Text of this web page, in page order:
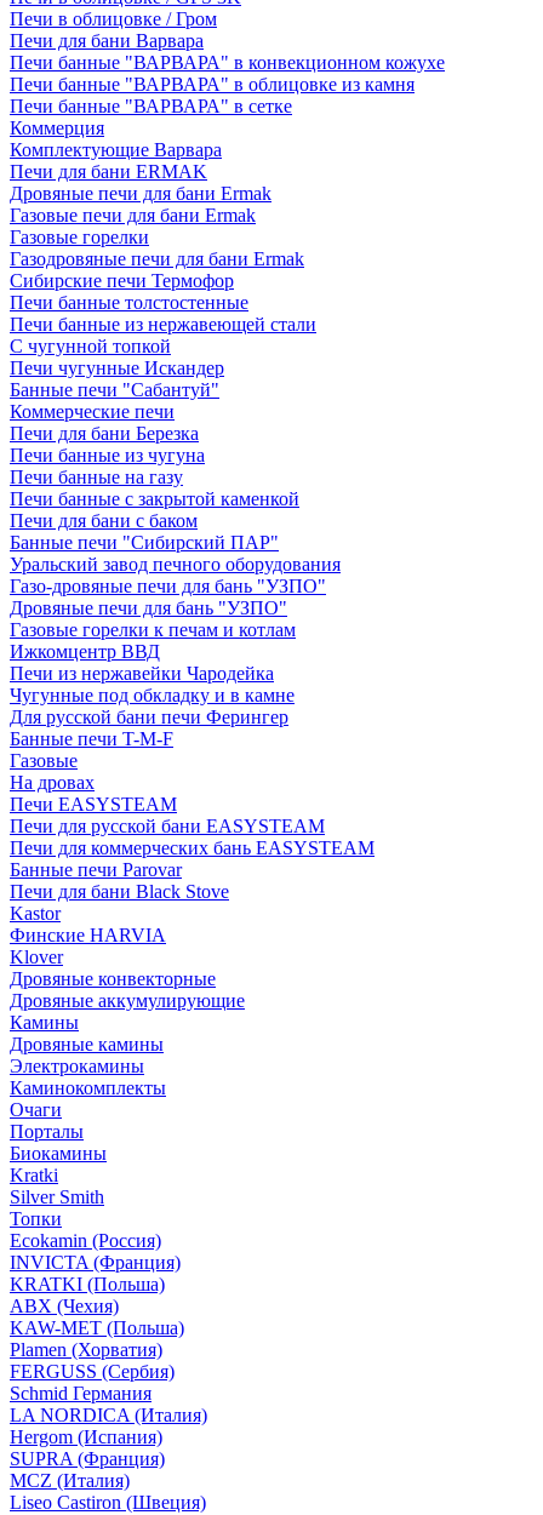
Печи в облицовке / Гром
Печи для бани Варвара
Печи банные "ВАРВАРА" в конвекционном кожухе
Печи банные "ВАРВАРА" в облицовке из камня
Печи банные "ВАРВАРА" в сетке
Коммерция
Комплектующие Варвара
Печи для бани ERMAK
Дровяные печи для бани Ermak
Газовые печи для бани Ermak
Газовые горелки
Газодровяные печи для бани Ermak
Сибирские печи Термофор
Печи банные толстостенные
Печи банные из нержавеющей стали
С чугунной топкой
Печи чугунные Искандер
Банные печи "Сабантуй"
Коммерческие печи
Печи для бани Березка
Печи банные из чугуна
Печи банные на газу
Печи банные с закрытой каменкой
Печи для бани с баком
Банные печи "Сибирский ПАР"
Уральский завод печного оборудования
Газо-дровяные печи для бань "УЗПО"
Дровяные печи для бань "УЗПО"
Газовые горелки к печам и котлам
Ижкомцентр ВВД
Печи из нержавейки Чародейка
Чугунные под обкладку и в камне
Для русской бани печи Ферингер
Банные печи T-M-F
Газовые
На дровах
Печи EASYSTEAM
Печи для русской бани EASYSTEAM
Печи для коммерческих бань EASYSTEAM
Банные печи Parovar
Печи для бани Black Stove
Kastor
Финские HARVIA
Klover
Дровяные конвекторные
Дровяные аккумулирующие
Камины
Дровяные камины
Электрокамины
Каминокомплекты
Очаги
Порталы
Биокамины
Kratki
Silver Smith
Топки
Ecokamin (Россия)
INVICTA (Франция)
KRATKI (Польша)
ABX (Чехия)
KAW-MET (Польша)
Plamen (Хорватия)
FERGUSS (Сербия)
Schmid Германия
LA NORDICA (Италия)
Hergom (Испания)
SUPRA (Франция)
MCZ (Италия)
Liseo Castiron (Швеция)